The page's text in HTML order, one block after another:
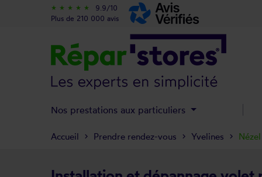
Accueil Prendre rendez-vous Yvelines Nézel
star_rate star_rate star_rate star_rate star_rate
9.9/10
Plus de 210 000 avis
Nos prestations aux particuliers